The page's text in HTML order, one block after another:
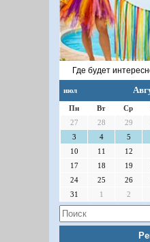
Где будет
июл
Пн Вт Ср
27
28 29
3
4 5
10
11 12
17
18 19
24
25 26
31
1 2